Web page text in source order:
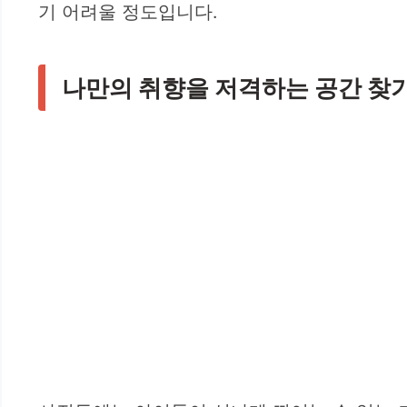
기 어려울 정도입니다.
나만의 취향을 저격하는 공간 찾